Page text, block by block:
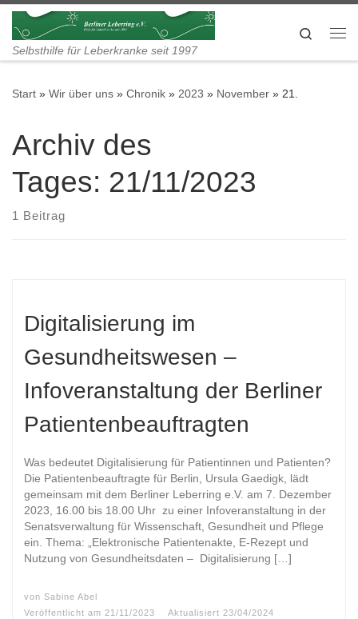
Zum Inhalt springen
Selbsthilfe für Leberkranke seit 1997
Search
Start » Wir über uns » Chronik » 2023 » November » 21.
Archiv des
Tages: 21/11/2023
1 Beitrag
Digitalisierung im
Gesundheitswesen –
Infoveranstaltung der Berliner
Patientenbeauftragten
Was bedeutet Digitalisierung für Patientinnen und Patienten?
Die Patientenbeauftragte für Berlin, Ursula Gaedigk, lädt
gemeinsam mit dem Berliner Leberring e.V. am 7. Dezember
2023, 16.00 bis 18.00 Uhr zu einer Infoveranstaltung in der
Senatsverwaltung für Wissenschaft, Gesundheit und Pflege
ein. Thema: „Elektronische Patientenakte, E-Rezept und
Nutzung von Gesundheitsdaten – Digitalisierung […]
von Sabine Abel
Veröffentlicht am 21/11/2023 Aktualisiert 23/04/2024